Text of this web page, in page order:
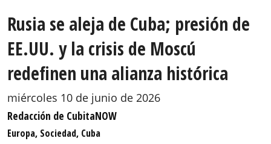
Rusia se aleja de Cuba; presión de
EE.UU. y la crisis de Moscú
redefinen una alianza histórica
miércoles 10 de junio de 2026
Redacción de CubitaNOW
Europa, Sociedad, Cuba